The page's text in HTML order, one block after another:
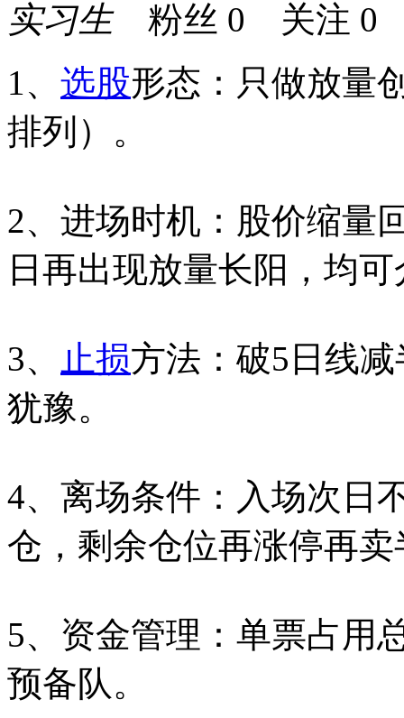
实习生粉丝 0 关注 0
1、 选股形态：只做放量
排列）。
2、进场时机：股价缩量
日再出现放量长阳，均
3、 止损方法：破5日线
犹豫。
4、离场条件：入场次日
仓，剩余仓位再涨停再
5、资金管理：单票占用
预备队。